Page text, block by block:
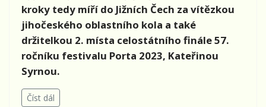
kroky tedy mířído Jižních Čech za vítězkou
jihočeského oblastního kola a také
držitelkou 2. místa celostátního finále 57.
ročníku festivalu Porta 2023, Kateřinou
Syrnou.
Číst dál